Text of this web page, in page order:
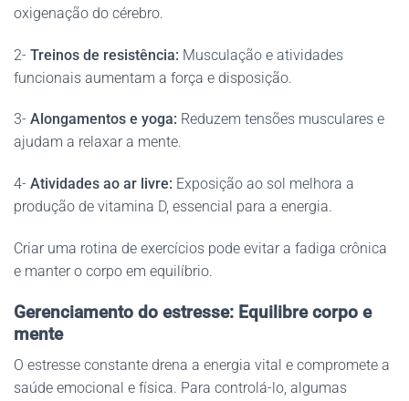
oxigenação do cérebro.
2- Treinos de resistência: Musculação e atividades
funcionais aumentam a força e disposição.
3- Alongamentos e yoga: Reduzem tensões musculares e
ajudam a relaxar a mente.
4- Atividades ao ar livre: Exposição ao sol melhora a
produção de vitamina D, essencial para a energia.
Criar uma rotina de exercícios pode evitar a fadiga crônica
e manter o corpo em equilíbrio.
Gerenciamento do estresse: Equilibre corpo e
mente
O estresse constante drena a energia vital e compromete a
saúde emocional e física. Para controlá-lo, algumas